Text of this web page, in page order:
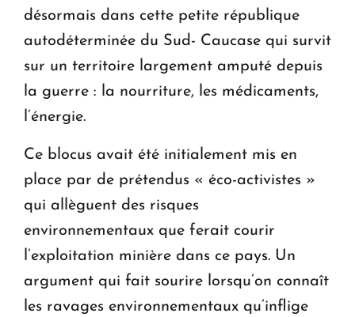
désormais dans cette petite république
autodéterminée du Sud- Caucase qui survit
sur un territoire largement amputé depuis
la guerre : la nourriture, les médicaments,
l’énergie.
Ce blocus avait été initialement mis en
place par de prétendus « éco-activistes »
qui allèguent des risques
environnementaux que ferait courir
l’exploitation minière dans ce pays. Un
argument qui fait sourire lorsqu’on connaît
les ravages environnementaux qu’inflige